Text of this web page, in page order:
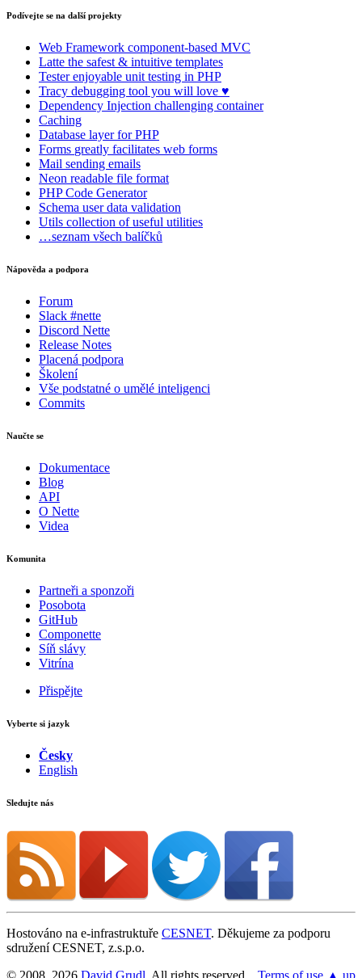
Podívejte se na další projekty
Web Framework component-based MVC
Latte the safest & intuitive templates
Testerenjoyable unit testing in PHP
Tracy debugging tool you will love ♥
Dependency Injection challenging container
Caching
Database layer for PHP
Forms greatly facilitates web forms
Mail sending emails
Neon readable file format
PHP Code Generator
Schema user data validation
Utils collection of useful utilities
…seznam všech balíčků
Nápověda a podpora
Forum
Slack #nette
Discord Nette
Release Notes
Placená podpora
Školení
Vše podstatné o umělé inteligenci
Commits
Naučte se
Dokumentace
Blog
API
O Nette
Videa
Komunita
Partneři a sponzoři
Posobota
GitHub
Componette
Síň slávy
Vitrína
Přispějte
Vyberte si jazyk
Česky
English
Sledujte nás
Hostováno na e-infrastruktuře CESNET. Děkujeme za podporu
sdružení CESNET, z.s.p.o.
© 2008, 2026 David Grudl . All rights reserved. Terms of use ▲ up